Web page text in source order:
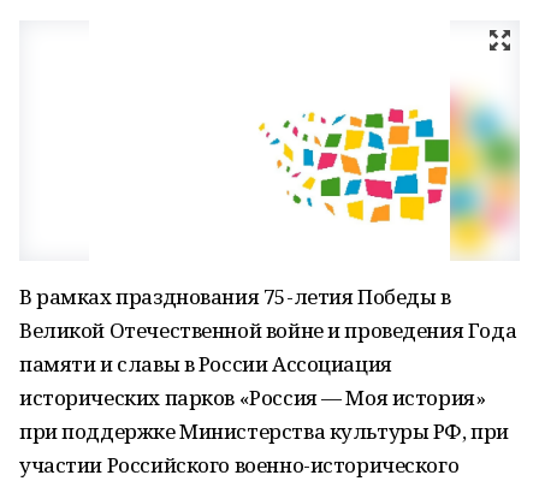
В рамках празднования 75-летия Победы в
Великой Отечественной войне и проведения Года
памяти и славы в России Ассоциация
исторических парков «Россия — Моя история»
при поддержке Министерства культуры РФ, при
участии Российского военно-исторического